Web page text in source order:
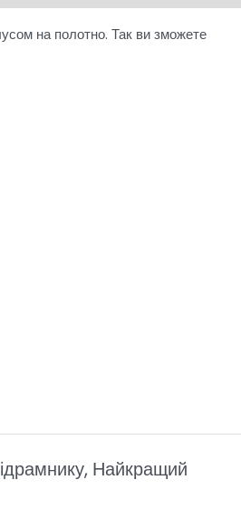
на полотно. Так ви зможете
Найкращий